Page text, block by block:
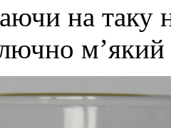
на таку
м’який